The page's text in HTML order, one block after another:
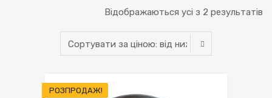
Відображаються усі з 2 результатів
РОЗПРОДАЖ!